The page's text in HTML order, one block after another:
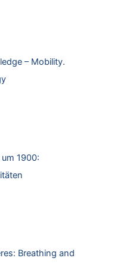
– Mobility.
1900:
Breathing and